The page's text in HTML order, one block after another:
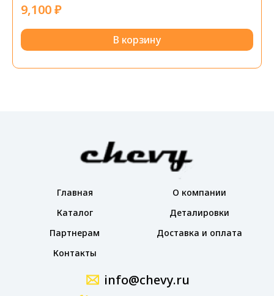
9,100₽
В корзину
Главная
О компании
Каталог
Деталировки
Партнерам
Доставка и оплата
Контакты
info@chevy.ru